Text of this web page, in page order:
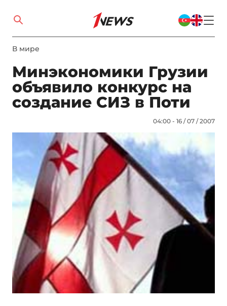
В мире
Минэкономики Грузии
объявило конкурс на
создание СИЗ в Поти
04:00 - 16 / 07 / 2007